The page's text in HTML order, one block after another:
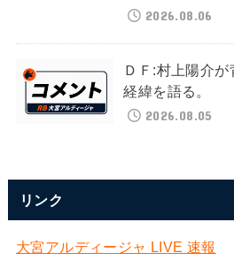
2026.08.06
ＤＦ:村上陽介
経緯を語る。
2026.08.05
リンク
大宮アルディージャ LIVE 速報